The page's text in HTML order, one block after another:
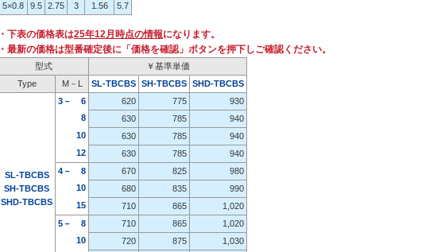
5×0.8
9.5 2.75 3 1.56 5.7
・下表の価格表は25年12月時点の情報になります。
・最新の価格は型番確定後に「価格を確認」ボタンを押下しご確認ください。
型式
￥基準単価
Type
M－L SL-TBCBS SH-TBCBS SHD-TBCBS
SL-TBCBS
SH-TBCBS
SHD-TBCBS
3－ 6 620 775
930
8
630 785
940
10
630 785
940
12
630 785
940
4－
8 670 825
980
10
680 835
990
15
710 865
1,020
5－
8 710 865
1,020
10
720 875
1,030